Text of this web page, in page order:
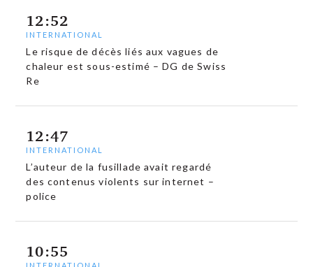
12:52
INTERNATIONAL
Le risque de décès liés aux vagues de
chaleur est sous-estimé – DG de Swiss
Re
12:47
INTERNATIONAL
L’auteur de la fusillade avait regardé
des contenus violents sur internet –
police
10:55
INTERNATIONAL